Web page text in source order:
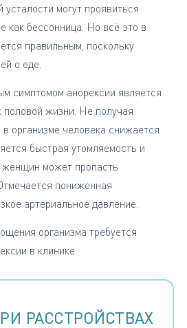
могут проявиться
как бессонница. Но всё это в
правильным, поскольку
о еде.
симптомом анорексии является
половой жизни. Не получая
организме человека снижается
быстрая утомляемость и
женщин может пропасть
пониженная
артериальное давление.
организма требуется
в клинике.
РАССТРОЙСТВАХ